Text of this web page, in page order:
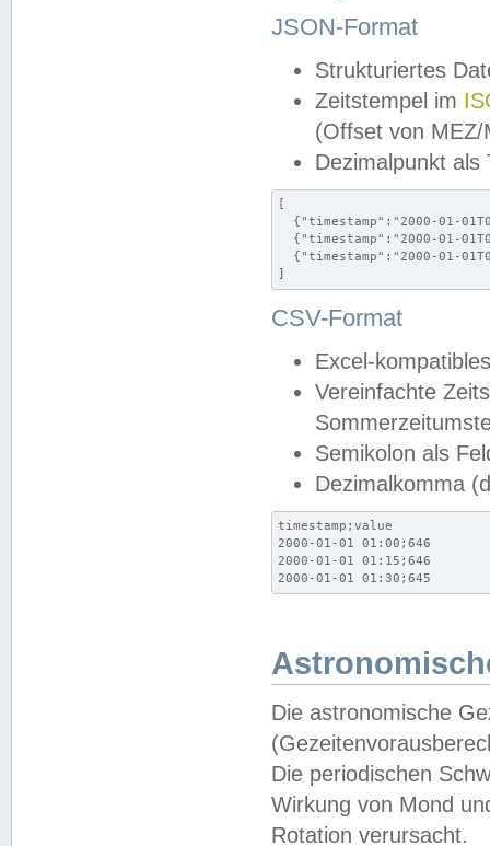
JSON-Format
Strukturiertes
Zeitstempel im
(Offset von MEZ/
Dezimalpunkt als
[
{"timestamp":"2000-01-
{"timestamp":"2000-01-
{"timestamp":"2000-01-
]
CSV-Format
Excel-
Vereinfachte
Semikolon als
Dezimalkomma
timestamp;value
2000-01-01 01:00;646
2000-01-01 01:15;646
2000-01-01 01:30;645
Die astronomische
Die periodischen
Wirkung von Mond
Rotation verursacht.